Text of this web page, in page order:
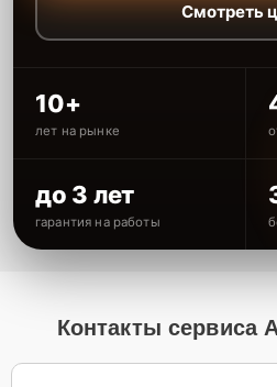
Смотреть
10+
лет на рынке
до 3 лет
гарантия на работы
Контакты сервиса